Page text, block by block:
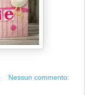
Nessun commento: